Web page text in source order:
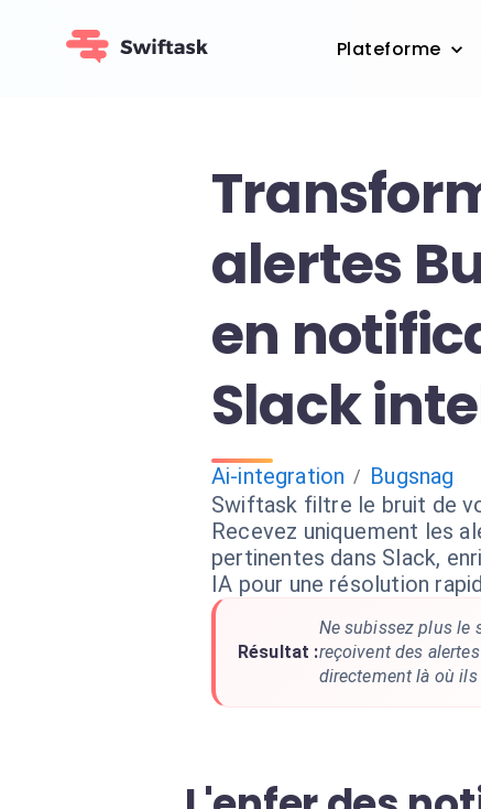
Plateforme
alertes
en
Slack
Ai-integration / Bugsnag
Swiftask filtre le bruit de
Recevez uniquement les
pertinentes dans Slack,
IA pour une résolution
Résultat :
Ne subissez plus le
reçoivent des
directement là où ils